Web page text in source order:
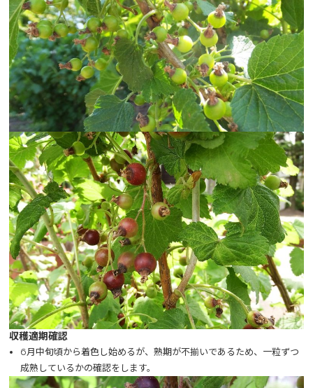
収穫適期確認
6月中旬頃から着色し始めるが、熟期が不揃いであるため、一粒ずつ
成熟しているかの確認をします。